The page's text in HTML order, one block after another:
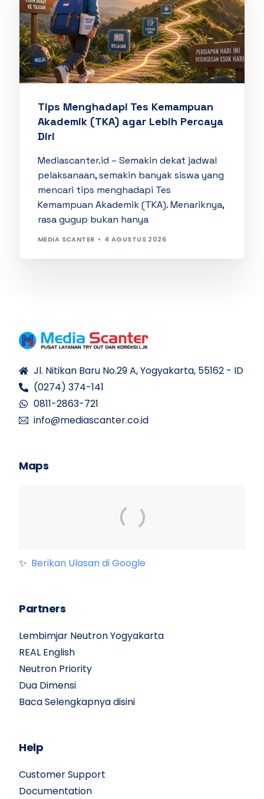
Tips Menghadapi Tes Kemampuan
Akademik (TKA) agar Lebih Percaya
Diri
Mediascanter.id – Semakin dekat jadwal
pelaksanaan, semakin banyak siswa yang
mencari tips menghadapi Tes
Kemampuan Akademik (TKA). Menariknya,
rasa gugup bukan hanya
MEDIA SCANTER 4 AGUSTUS 2026
Jl. Nitikan Baru No.29 A, Yogyakarta, 55162 - ID
(0274) 374-141
0811-2863-721
info@mediascanter.co.id
Maps
✨ Berikan Ulasan di Google
Partners
Lembimjar Neutron Yogyakarta
REAL English
Neutron Priority
Dua Dimensi
Baca Selengkapnya disini
Help
Customer Support
Documentation